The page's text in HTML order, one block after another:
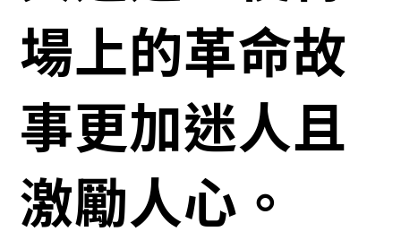
場上的革命故
事更加迷人且
激勵人心。